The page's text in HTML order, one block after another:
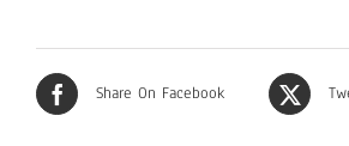
Share On Facebook